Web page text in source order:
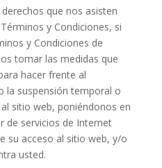
que nos asisten
y Condiciones, si
y Condiciones de
tomar las medidas que
hacer frente al
la suspensión temporal o
sitio web, poniéndonos en
de servicios de Internet
su acceso al sitio web, y/o
usted.